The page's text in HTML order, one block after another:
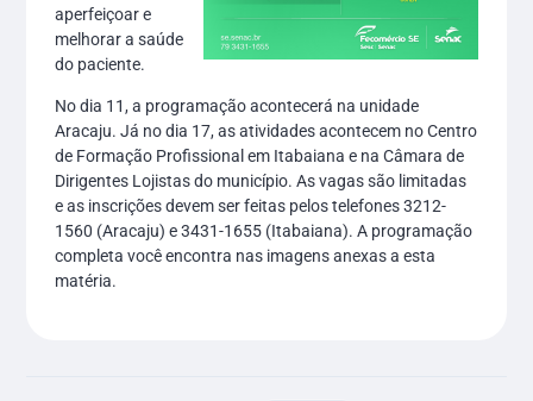
aperfeiçoar e
melhorar a saúde
do paciente.
No dia 11, a programação acontecerá na unidade
Aracaju. Já no dia 17, as atividades acontecem no Centro
de Formação Profissional em Itabaiana e na Câmara de
Dirigentes Lojistas do município. As vagas são limitadas
e as inscrições devem ser feitas pelos telefones 3212-
1560 (Aracaju) e 3431-1655 (Itabaiana). A programação
completa você encontra nas imagens anexas a esta
matéria.